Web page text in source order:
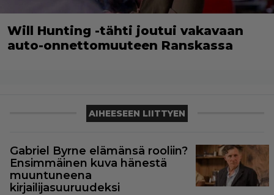
Will Hunting -tähti joutui vakavaan
auto-onnettomuuteen Ranskassa
AIHEESEEN LIITTYEN
Gabriel Byrne elämänsä rooliin?
Ensimmäinen kuva hänestä
muuntuneena
kirjailijasuuruudeksi